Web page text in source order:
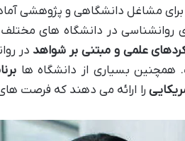
برای مشاغل دانشگاهی و پژوهشی
روانشناسی در دانشگاه های
علمی و مبتنی بر شواهد در
همچنین بسیاری از دانشگاه ها
را ارائه می دهند که فرصت های